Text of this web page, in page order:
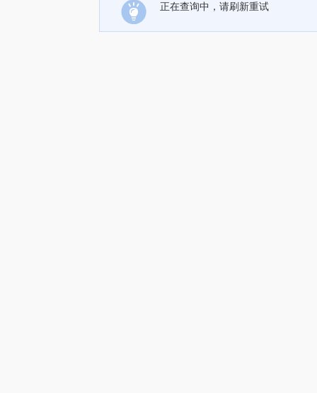
正在查询中，请刷新重试